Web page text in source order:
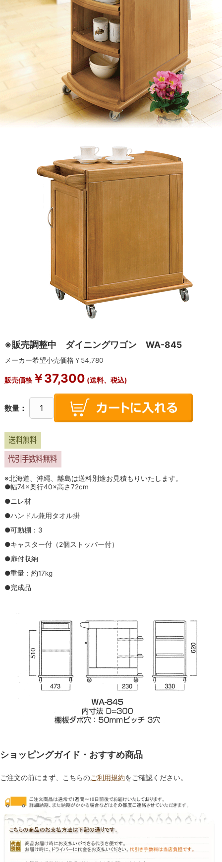
※販売調整中 ダイニングワゴン WA-845
メーカー希望小売価格￥ 54,780
販売価格￥37,300 (送料、税込)
数量：
※北海道、沖縄、離島は送料別途お見積もりいたします。
●幅74×奥行40×高さ72cm
●ニレ材
●ハンドル兼用タオル掛
●可動棚：3
●キャスター付（2個ストッパー付）
●扉付収納
●重量：約17kg
●完成品
ショッピングガイド・おすすめ商品
ご注文の前にまず、こちらのご利用規約をご確認ください。